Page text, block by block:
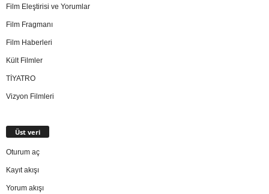
Film Eleştirisi ve Yorumlar
Film Fragmanı
Film Haberleri
Kült Filmler
TİYATRO
Vizyon Filmleri
Üst veri
Oturum aç
Kayıt akışı
Yorum akışı